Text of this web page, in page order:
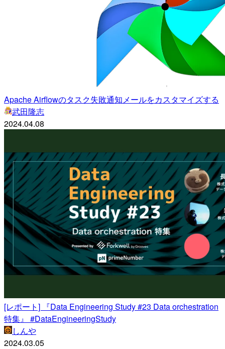
Apache Airflowのタスク失敗通知メールをカスタマイズする
武田隆志
2024.04.08
[レポート] 『Data Engineering Study #23 Data orchestration
特集』 #DataEngineeringStudy
しんや
2024.03.05